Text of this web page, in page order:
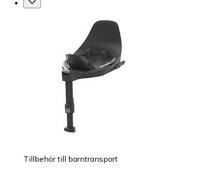
Tillbehör till barntransport